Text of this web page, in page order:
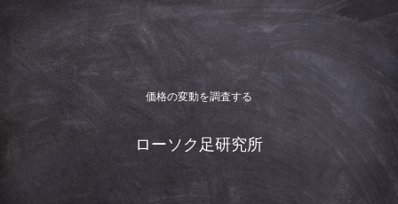
価格の変動を調査する
ローソク足研究所